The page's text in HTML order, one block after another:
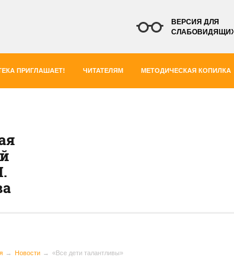
ВЕРСИЯ ДЛЯ
СЛАБОВИДЯЩИХ
ПРИГЛАШАЕТ! ЧИТАТЕЛЯМ МЕТОДИЧЕСКАЯ КОПИЛКА
Новости «Все дети талантливы»